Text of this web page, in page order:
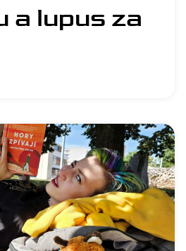
a lupus za